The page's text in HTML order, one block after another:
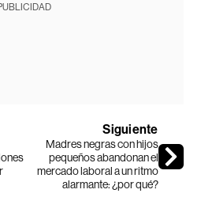
Siguiente
Madres negras con hijos
pequeños abandonan el
mercado laboral a un ritmo
alarmante: ¿por qué?